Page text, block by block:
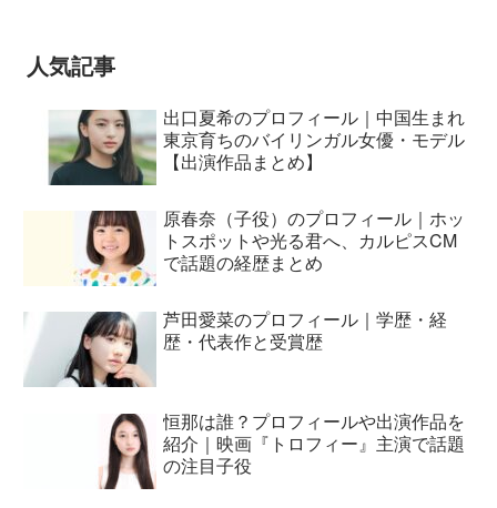
人気記事
出口夏希のプロフィール｜中国生まれ
東京育ちのバイリンガル女優・モデル
【出演作品まとめ】
原春奈（子役）のプロフィール｜ホッ
トスポットや光る君へ、カルピスCM
で話題の経歴まとめ
芦田愛菜のプロフィール｜学歴・経
歴・代表作と受賞歴
恒那は誰？プロフィールや出演作品を
紹介｜映画『トロフィー』主演で話題
の注目子役